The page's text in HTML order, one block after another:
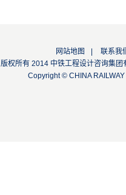
网站地图
联系我
版权所有 2014 中铁工程设计咨询
Copyright © CHINA